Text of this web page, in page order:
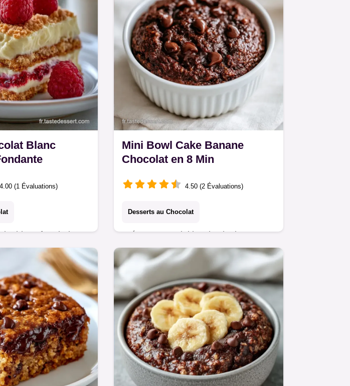
Blanc
4.00 (1 Évaluations)
blanc framboise
Ce dessert
mascarpone
d'équivalences. Prêt
Mini Bowl Cake Banane
Chocolat en 8 Min
4.50 (2 Évaluations)
Desserts au Chocolat
Préparez ce Mini bowl cake banane
chocolat en 8 min. Un bowl cake
banane chocolat healthy avec un
tableau de substitution budget pour
varier les plaisirs.